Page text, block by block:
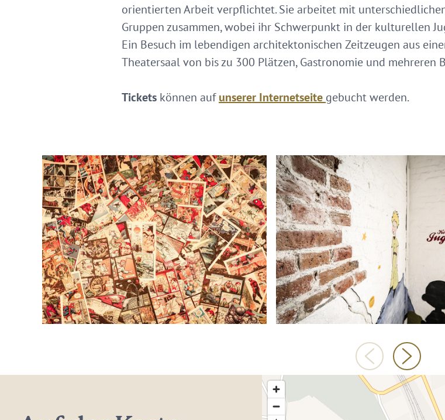
orientierten Arbeit verpflichtet. Sie arbeitet mit
Gruppen zusammen, wobei ihr Schwerpunkt in der kulturellen
Ein Besuch im lebendigen architektonischen Zeitzeugen aus
Theatersaal von bis zu 300 Plätzen, Gastronomie und
Tickets können aufunserer Internetseite gebucht werden.